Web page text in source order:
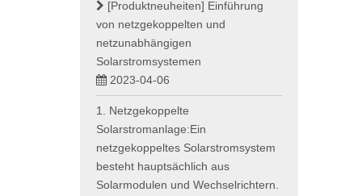
[Produktneuheiten] Einführung
von netzgekoppelten und
netzunabhängigen
Solarstromsystemen
2023-04-06
1. Netzgekoppelte
Solarstromanlage:Ein
netzgekoppeltes Solarstromsystem
besteht hauptsächlich aus
Solarmodulen und Wechselrichtern.